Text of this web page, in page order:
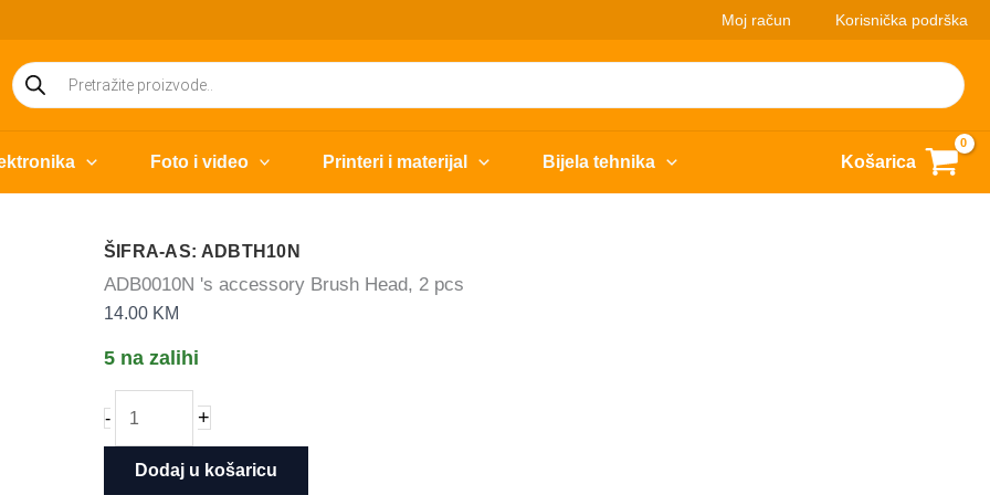
Moj račun Korisnička podrška
Products
search
Foto i video Printeri i materijal Bijela tehnika Košarica
ŠIFRA-AS: ADBTH10N
ADB0010N 's accessory Brush Head, 2 pcs
14.00 KM
5 na zalihi
-
ADB0010N
&apos;s
+
Dodaj u košaricu